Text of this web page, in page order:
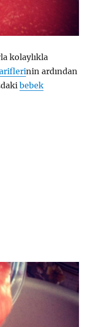
kolaylıkla
nin ardından
bebek